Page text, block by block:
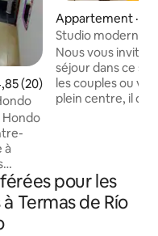
moyenne de 4,85 sur 5,
(20)
Hondo
à
-
Appartement ·
stero
Studio moderne
Nous vous
séjour dans ce
les couples ou
plein centre, il
minutes à pied
Roca et à 5 pâtés
principale. Idéal
pour les
Termas de Río